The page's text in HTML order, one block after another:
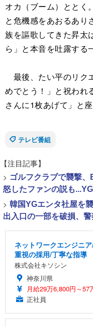
オカ（ブーム）ととく
と危機感をあおるあり
族を謳歌してきた昇太
ら」と本音を吐露する
最後、たい平のリク
めでとう！」と祝われ
さんに1枚あげて」と
テレビ番組
【注目記事】
> ゴルフクラブで襲撃
怒したファンの説も
> 韓国YGエンタ社屋を
出入口の一部を破損、
ネットワークエンジニ
重視の採用/丁寧な指導
株式会社キソシン
神奈川県
月給29万6,800円～57
正社員